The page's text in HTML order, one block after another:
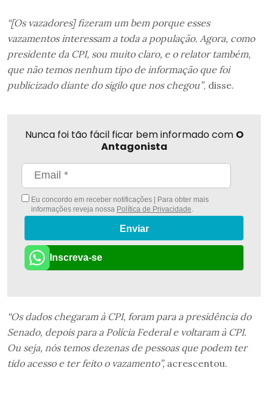
“[Os vazadores] fizeram um bem porque esses
vazamentos interessam a toda a população. Agora, como
presidente da CPI, sou muito claro, e o relator também,
que não temos nenhum tipo de informação que foi
publicizado diante do sigilo que nos chegou”, disse.
Nunca foi tão fácil ficar bem informado com O
Antagonista
Eu concordo em receber notificações | Para obter mais
informações reveja nossa Política de Privacidade
Enviar
Inscreva-se
“Os dados chegaram à CPI, foram para a presidência do
Senado, depois para a Polícia Federal e voltaram à CPI.
Ou seja, nós temos dezenas de pessoas que podem ter
tido acesso e ter feito o vazamento”, acrescentou.